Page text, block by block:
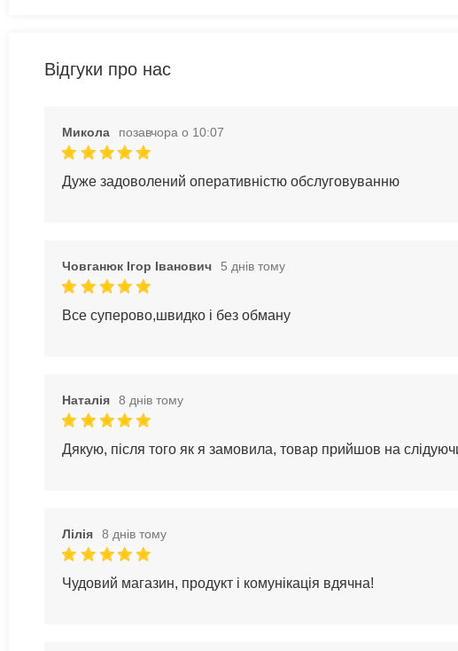
Відгуки про нас
Микола позавчора о 10:07
Дуже задоволений оперативністю обслуговуванню
Човганюк Ігор Іванович 5 днів тому
Все суперово,швидко і без обману
Наталія 8 днів тому
Дякую, після того як я замовила, товар прийшов на
Лілія 8 днів тому
Чудовий магазин, продукт і комунікація вдячна!